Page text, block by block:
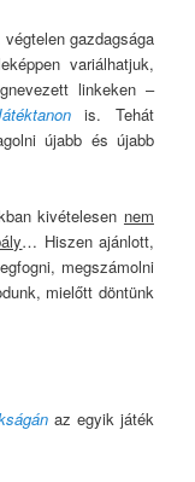
gazdagsága
variálhatjuk,
linkeken –
is. Tehát
újabb és újabb
kivételesen nem
… Hiszen ajánlott,
megszámolni
mielőtt döntünk
az egyik játék